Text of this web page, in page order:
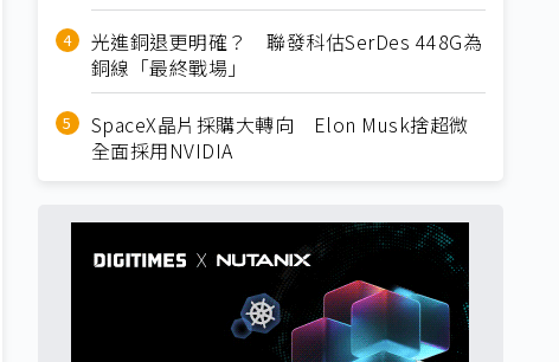
光進銅退更明確？ 聯發科估SerDes 448G為
銅線「最終戰場」
SpaceX晶片採購大轉向 Elon Musk捨超微
全面採用NVIDIA